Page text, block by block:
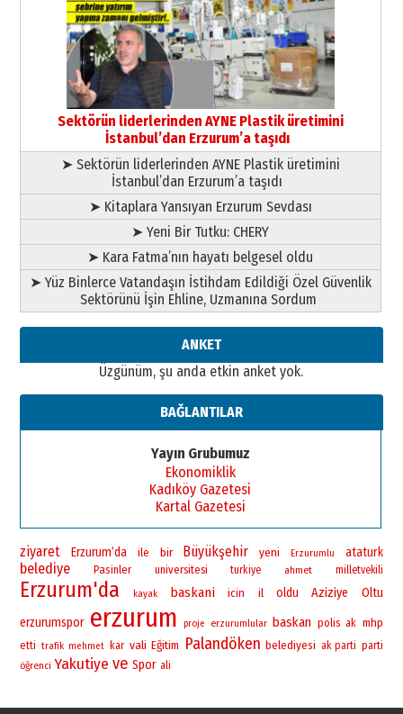
Murat Şahsuvaroğlu ERKON’da
çıtayı yukarı taşırken,
yönetimdekiler aşağı
çekmemeli!
17 Şubat 2026 SalıOrhan BOZKURT
Bir fotoğraf, bir şehir, bir
gazeteci… Dizginler kimin
elinde?
A. Berhan Yılmaz
BİR BÖLÜM DEĞİL, BİR ÖMÜR
SEÇİYORSUNUZ… “NEDEN
ATATÜRK ÜNİVERSİTESİ?”
28 Temmuz 2026 Salı
Ahmet Gökhan YAZICI
Ahmed Yesevi’den bir Alperen…
”Reisimiz” idi… Hakka yürüdü.!
26 Mart 2026 Perşembe
gönül adamı Faruk Terzioğlu!
bir vizyon proje daha!
02 Ağustos 2026 Pazar
Sektörün liderlerinden AYNE Plastik üretimini
İstanbul’dan Erzurum’a taşıdı
➤ Sektörün liderlerinden AYNE Plastik üretimini
İstanbul’dan Erzurum’a taşıdı
➤ Kitaplara Yansıyan Erzurum Sevdası
➤ Yeni Bir Tutku: CHERY
➤ Kara Fatma’nın hayatı belgesel oldu
➤ Yüz Binlerce Vatandaşın İstihdam Edildiği Özel Güvenlik
Sektörünü İşin Ehline, Uzmanına Sordum
ANKET
Üzgünüm, şu anda etkin anket yok.
BAĞLANTILAR
Yayın Grubumuz
Ekonomiklik
Kadıköy Gazetesi
Kartal Gazetesi
ziyaret Erzurum’da ile bir Büyükşehir yeni Erzurumlu ataturk
belediye Pasinler universitesi turkiye ahmet milletvekili
Erzurum'da kayak baskani icin il oldu Aziziye
Oltu
erzurumspor erzurum proje erzurumlular baskan polis ak mhp
etti trafik mehmet kar vali Eğitim Palandöken belediyesi ak parti parti
öğrenci Yakutiye ve Spor ali